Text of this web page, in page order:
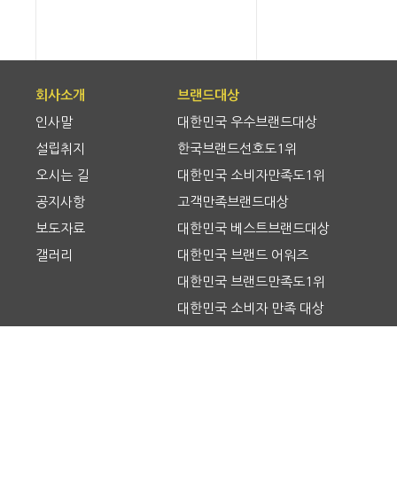
회사소개
인사말
설립취지
오시는 길
공지사항
보도자료
갤러리
브랜드대상
대한민국 우수브랜드대상
한국브랜드선호도1위
대한민국 소비자만족도1위
고객만족브랜드대상
대한민국 베스트브랜드대상
대한민국 브랜드 어워즈
대한민국 브랜드만족도1위
대한민국 소비자 만족 대상